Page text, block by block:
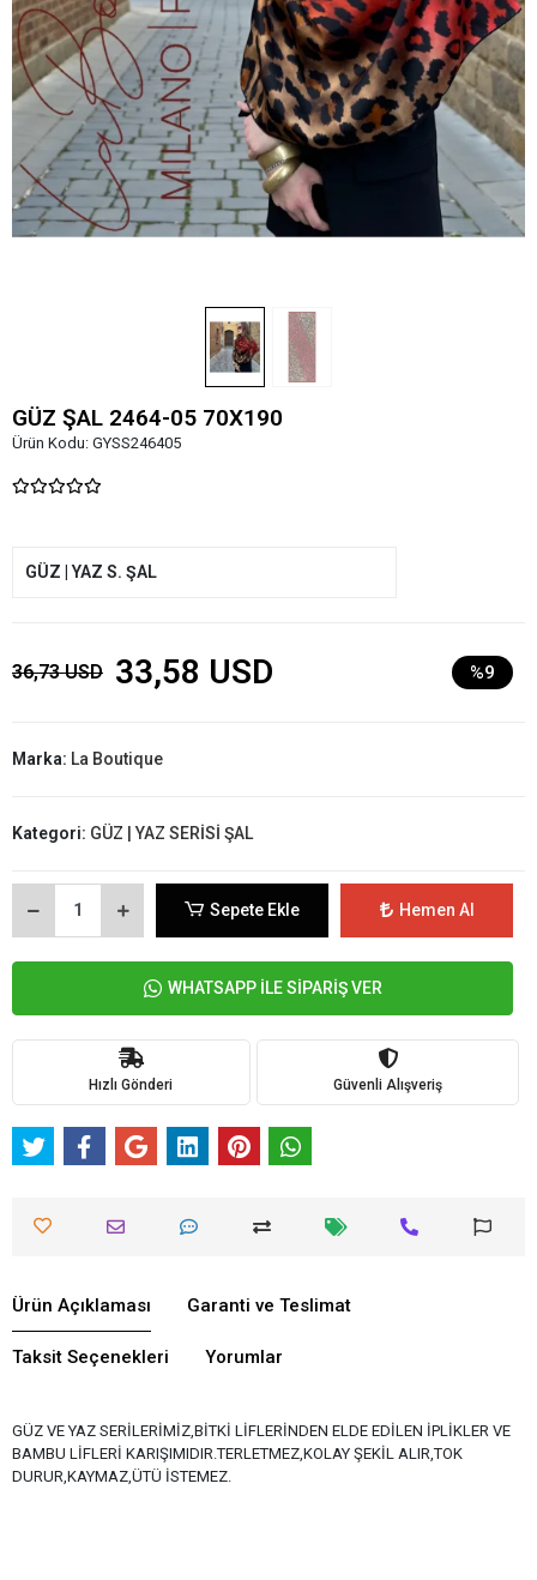
GÜZ ŞAL 2464-05 70X190
Ürün Kodu: GYSS246405
GÜZ | YAZ S. ŞAL
36,73 USD 33,58 USD %9
Marka: La Boutique
Kategori: GÜZ | YAZ SERİSİ ŞAL
Sepete Ekle Hemen Al
WHATSAPP İLE SİPARİŞ VER
Hızlı Gönderi Güvenli Alışveriş
Ürün Açıklaması Garanti ve Teslimat
Taksit Seçenekleri Yorumlar
GÜZ VE YAZ SERİLERİMİZ,BİTKİ LİFLERİNDEN ELDE EDİLEN İPLİKLER VE
BAMBU LİFLERİ KARIŞIMIDIR.TERLETMEZ,KOLAY ŞEKİL ALIR,TOK
DURUR,KAYMAZ,ÜTÜ İSTEMEZ.